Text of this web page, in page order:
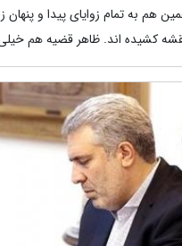
هم به تمام زوایای پیدا و پنهان
کشیده اند. ظاهر قضیه هم